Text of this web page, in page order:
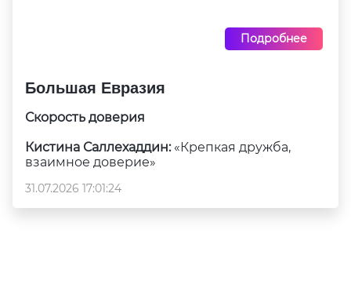
Подробнее
Большая Евразия
Скорость доверия
Кистина Саллехаддин:«Крепкая дружба,
взаимное доверие»
31.07.2026 17:01:24